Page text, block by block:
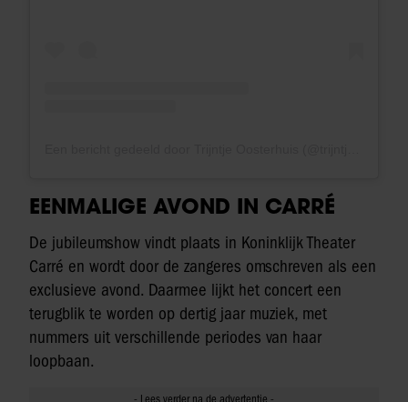
EENMALIGE AVOND IN CARRÉ
De jubileumshow vindt plaats in Koninklijk Theater
Carré en wordt door de zangeres omschreven als een
exclusieve avond. Daarmee lijkt het concert een
terugblik te worden op dertig jaar muziek, met
nummers uit verschillende periodes van haar
loopbaan.